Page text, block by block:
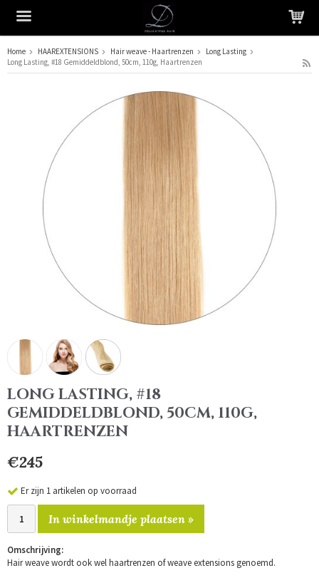
Het product is in je winkelmandje geplaatst
Home HAAREXTENSIONS Hair weave - Haartrenzen
Long Lasting
Long Lasting, #18 Gemiddeldblond, 50cm, 110g, Haartrenzen
LONG LASTING, #18
GEMIDDELDBLOND, 50CM, 110G,
HAARTRENZEN
€245
Er zijn 1 artikelen op voorraad
In winkelmandje plaatsen »
Omschrijving:
Hair weave wordt ook wel haartrenzen of weave extensions genoemd.